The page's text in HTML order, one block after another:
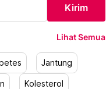
Kirim
Lihat Semua
Jantung
Kolesterol